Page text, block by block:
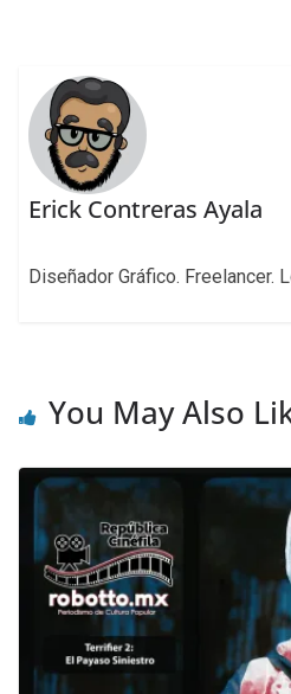
Erick Contreras Ayala
Diseñador Gráfico. Freelancer.
You May Also